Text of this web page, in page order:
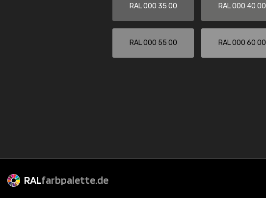
RAL 000 35 00 RAL 000 40 00
RAL 000 55 00 RAL 000 60 00
RALfarbpalette.de